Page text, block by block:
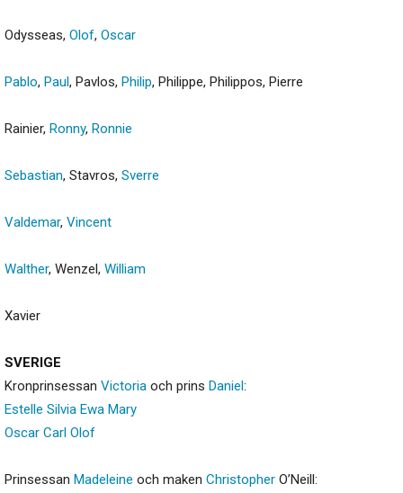
Odysseas, Olof, Oscar
Pablo, Paul, Pavlos, Philip, Philippe, Philippos, Pierre
Rainier, Ronny, Ronnie
Sebastian, Stavros, Sverre
Valdemar, Vincent
Walther, Wenzel, William
Xavier
SVERIGE
Kronprinsessan Victoria och prins Daniel:
Estelle Silvia Ewa Mary
Oscar Carl Olof
Prinsessan Madeleine och maken Christopher O’Neill: